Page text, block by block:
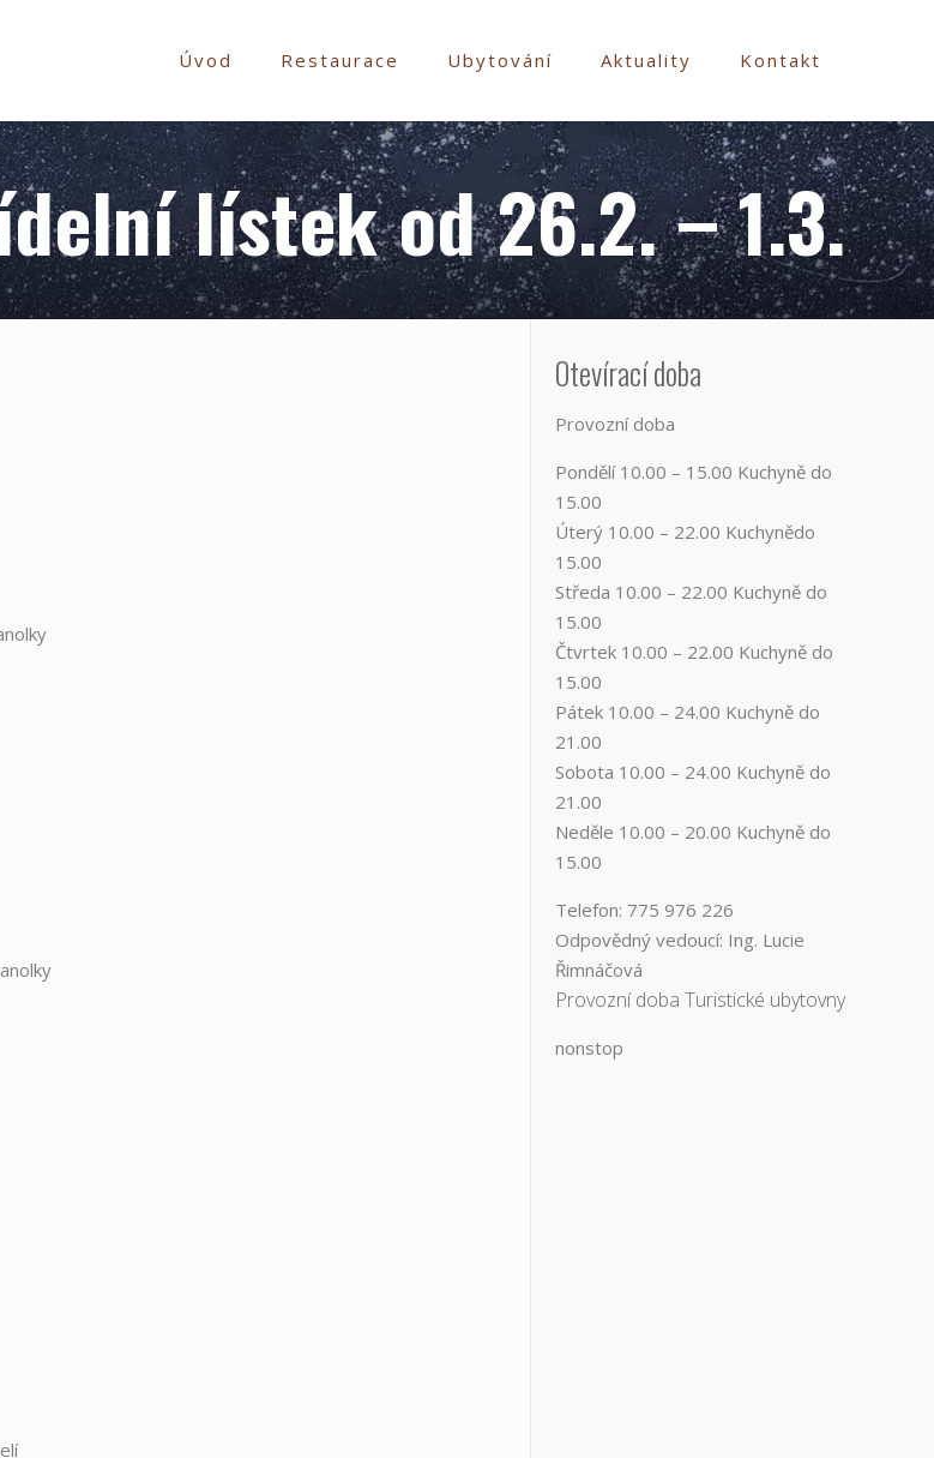
Úvod Restaurace Ubytování Aktuality Kontakt
lístek od 26.2. – 1.3.
Otevírací doba
Provozní doba
Pondělí​ 10.00 – 15.00​​ Kuchyně do
15.00
Úterý ​10.00 – 22.00​​ Kuchynědo
15.00
Středa ​10.00 – 22.00 ​​Kuchyně do
15.00
Čtvrtek​ 10.00 – 22.00 ​​Kuchyně do
15.00
Pátek​ 10.00 – 24.00​​ Kuchyně do
21.00
Sobota ​10.00 – 24.00​​ Kuchyně do
21.00
Neděle ​10.00 – 20.00​​ Kuchyně do
15.00
Telefon: 775 976 226
Odpovědný vedoucí: Ing. Lucie
Řimnáčová
Provozní doba Turistické ubytovny
nonstop